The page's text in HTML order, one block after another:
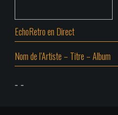
EchoRetro en Direct
Nom de l’Artiste – Titre – Album
- -